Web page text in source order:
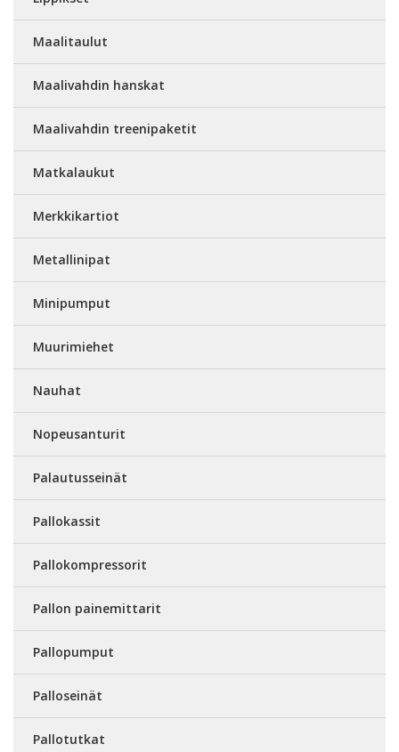
Maalitaulut
Maalivahdin hanskat
Maalivahdin treenipaketit
Matkalaukut
Merkkikartiot
Metallinipat
Minipumput
Muurimiehet
Nauhat
Nopeusanturit
Palautusseinät
Pallokassit
Pallokompressorit
Pallon painemittarit
Pallopumput
Palloseinät
Pallotutkat